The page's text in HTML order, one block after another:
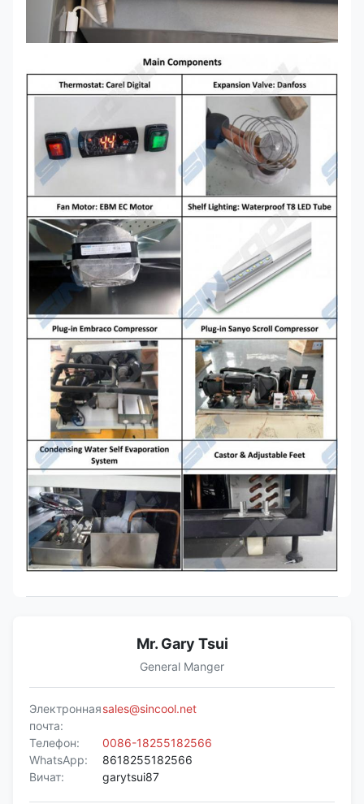
Mr. Gary Tsui
General Manger
Электронная
почта:
sales@sincool.net
Телефон:
0086-18255182566
WhatsApp:
8618255182566
Вичат:
garytsui87